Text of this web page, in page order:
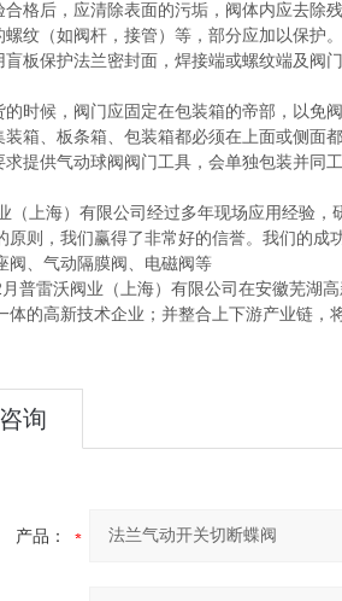
合格后，应清除表面的污垢，阀体内应去除残
纹（如阀杆，接管）等，部分应加以保护。
盲板保护法兰密封面，焊接端或螺纹端及阀
的时候，阀门应固定在包装箱的帝部，以免
装箱、板条箱、包装箱都必须在上面或侧面
求提供气动球阀阀门工具，会单独包装并同
上海）有限公司经过多年现场应用经验，
原则，我们赢得了非常好的信誉。我们的
阀、气动隔膜阀、电磁阀等
普雷沃阀业（上海）有限公司在安徽芜湖
体的高新技术企业；并整合上下游产业链，
询
产品：